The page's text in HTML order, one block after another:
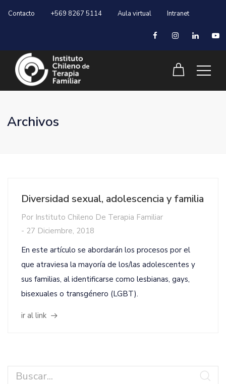
Contacto +569 8267 5114 Aula virtual Intranet
Archivos
Diversidad sexual, adolescencia y familia
Por Instituto Chileno De Terapia Familiar
- 27 Diciembre, 2018
En este artículo se abordarán los procesos por el
que atraviesa la mayoría de los/las adolescentes y
sus familias, al identificarse como lesbianas, gays,
bisexuales o transgénero (LGBT).
ir al link